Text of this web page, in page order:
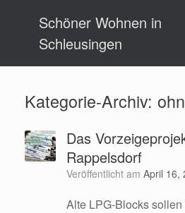
Schöner Wohnen in
Schleusingen
Kategorie-Archiv:
Das
Rappelsdorf
Veröffentlicht am April 16,
Alte LPG-Blocks